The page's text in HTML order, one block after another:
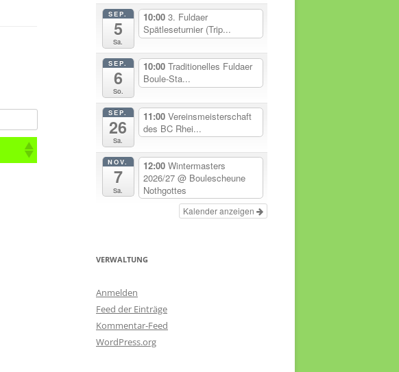
SEP.
5
Sa.
10:00 3. Fuldaer
Spätleseturnier (Trip...
SEP.
6
So.
10:00 Traditionelles Fuldaer
Boule-Sta...
SEP.
26
Sa.
11:00 Vereinsmeisterschaft
des BC Rhei...
NOV.
7
Sa.
12:00 Wintermasters
2026/27 @ Boulescheune
Nothgottes
Kalender anzeigen
VERWALTUNG
Anmelden
Feed der Einträge
Kommentar-Feed
WordPress.org